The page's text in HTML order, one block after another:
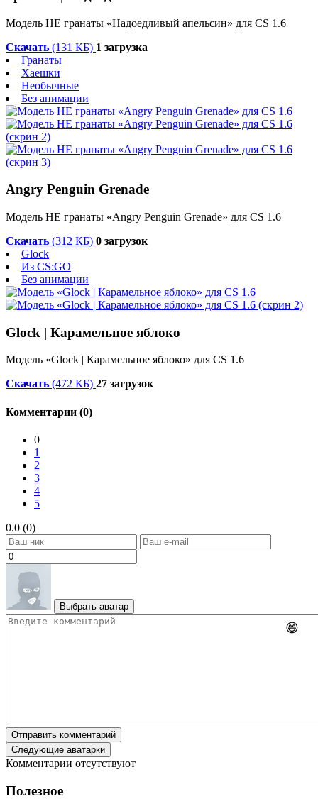
Модель HE гранаты «Надоедливый апельсин» для CS 1.6
Скачать (131 КБ) 1 загрузка
Гранаты
Хаешки
Необычные
Без анимации
Angry Penguin Grenade
Модель HE гранаты «Angry Penguin Grenade» для CS 1.6
Скачать (312 КБ) 0 загрузок
Glock
Из CS:GO
Без анимации
Glock | Карамельное яблоко
Модель «Glock | Карамельное яблоко» для CS 1.6
Скачать (472 КБ) 27 загрузок
Комментарии (0)
0
1
2
3
4
5
0.0 (0)
Выбрать аватар
😄
Отправить комментарий
Следующие аватарки
Комментарии отсутствуют
Полезное